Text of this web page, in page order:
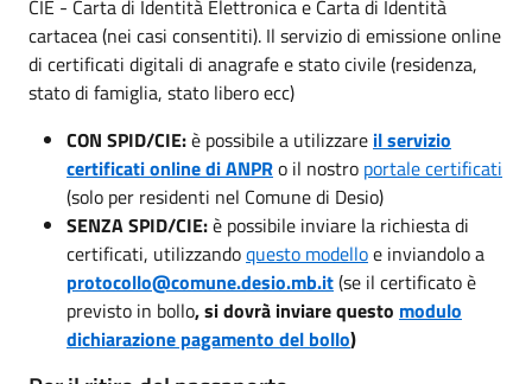
CIE - Carta di Identità Elettronica e Carta di Identità
cartacea (nei casi consentiti). Il servizio di emissione online
di certificati digitali di anagrafe e stato civile (residenza,
stato di famiglia, stato libero ecc)
CON SPID/CIE:è possibile a utilizzare il servizio
certificati online di ANPRo il nostro portale certificati
(solo per residenti nel Comune di Desio)
SENZA SPID/CIE:è possibile inviare la richiesta di
certificati, utilizzandoquesto modelloe inviandolo a
protocollo@comune.desio.mb.it(se il certificato è
previsto in bollo, si dovrà inviare questo modulo
dichiarazione pagamento del bollo)